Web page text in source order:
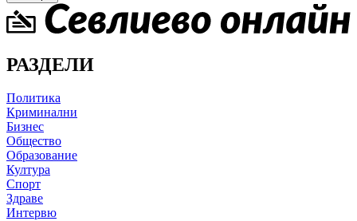
РАЗДЕЛИ
Политика
Криминални
Бизнес
Общество
Образование
Култура
Спорт
Здраве
Интервю